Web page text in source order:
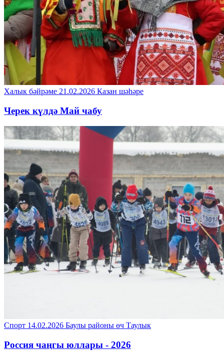
Халык бәйрәме 21.02.2026 Казан шәһәре
Черек күлдә Май чабу
Спорт 14.02.2026 Баулы районы өч Таулык
Россия чаңгы юллары - 2026